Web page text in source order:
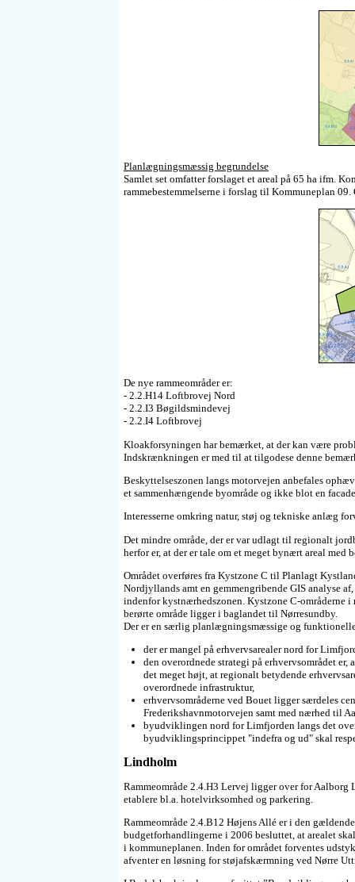
Planlægningsmæssig begrundelse
Samlet set omfatter forslaget et areal på 65 ha ifm.
rammebestemmelserne i forslag til Kommuneplan 09.
De nye rammeområder er:
- 2.2.H14 Loftbrovej Nord
- 2.2.I3 Bøgildsmindevej
- 2.2.I4 Loftbrovej
Kloakforsyningen har bemærket, at der kan være
Indskrænkningen er med til at tilgodese denne
Beskyttelseszonen langs motorvejen anbefales
et sammenhængende byområde og ikke blot en
Interesserne omkring natur, støj og tekniske anlæg
Det mindre område, der er var udlagt til regionalt
herfor er, at der er tale om et meget bynært areal med
Området overføres fra Kystzone C til Planlagt
Nordjyllands amt en gemmengribende GIS analyse
indenfor kystnærhedszonen. Kystzone C-områderne
berørte område ligger i baglandet til Nørresundby.
Der er en særlig planlægningsmæssige og
der er mangel på erhvervsarealer nord for
den overordnede strategi på erhvervsområdet
det meget højt, at regionalt betydende
overordnede infrastruktur,
erhvervsområderne ved Bouet ligger særdeles
Frederikshavnmotorvejen samt med nærhed til
byudviklingen nord for Limfjorden langs det
byudviklingsprincippet "indefra og ud" skal
Lindholm
Rammeområde 2.4.H3 Lervej ligger over for Aalborg
etablere bl.a. hotelvirksomhed og parkering.
Rammeområde 2.4.B12 Højens Allé er i den
budgetforhandlingerne i 2006 besluttet, at arealet
i kommuneplanen. Inden for området forventes
afventer en løsning for støjafskærmning ved Nørre